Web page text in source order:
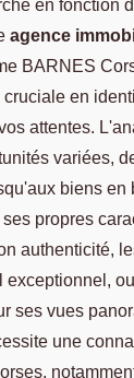
en fonction
agence
BARNES
en
attentes.
variées,
biens en
propres
authenticité,
exceptionnel,
ses vues
une